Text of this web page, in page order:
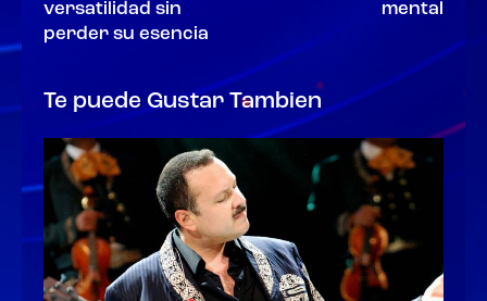
versatilidad sin
perder su esencia
mental
Te puede Gustar Tambien